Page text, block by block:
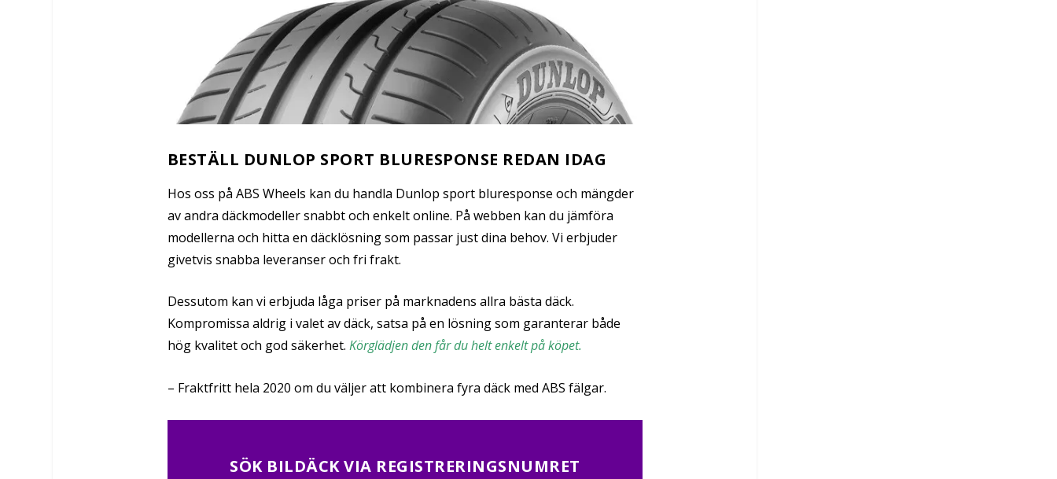
BESTÄLL DUNLOP SPORT BLURESPONSE REDAN IDAG
Hos oss på ABS Wheels kan du handla Dunlop sport bluresponse och mängder
av andra däckmodeller snabbt och enkelt online. På webben kan du jämföra
modellerna och hitta en däcklösning som passar just dina behov. Vi erbjuder
givetvis snabba leveranser och fri frakt.
Dessutom kan vi erbjuda låga priser på marknadens allra bästa däck.
Kompromissa aldrig i valet av däck, satsa på en lösning som garanterar både
hög kvalitet och god säkerhet. Körglädjen den får du helt enkelt på köpet.
– Fraktfritt hela 2020 om du väljer att kombinera fyra däck med ABS fälgar.
SÖK BILDÄCK VIA REGISTRERINGSNUMRET